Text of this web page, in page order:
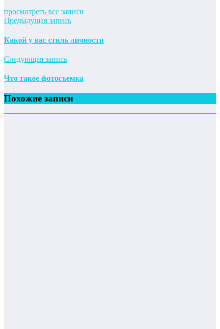
просмотреть все записи
Предыдущая запись
Какой у вас стиль личности
Следующая запись
Что такое фотосъемка
Похожие записи